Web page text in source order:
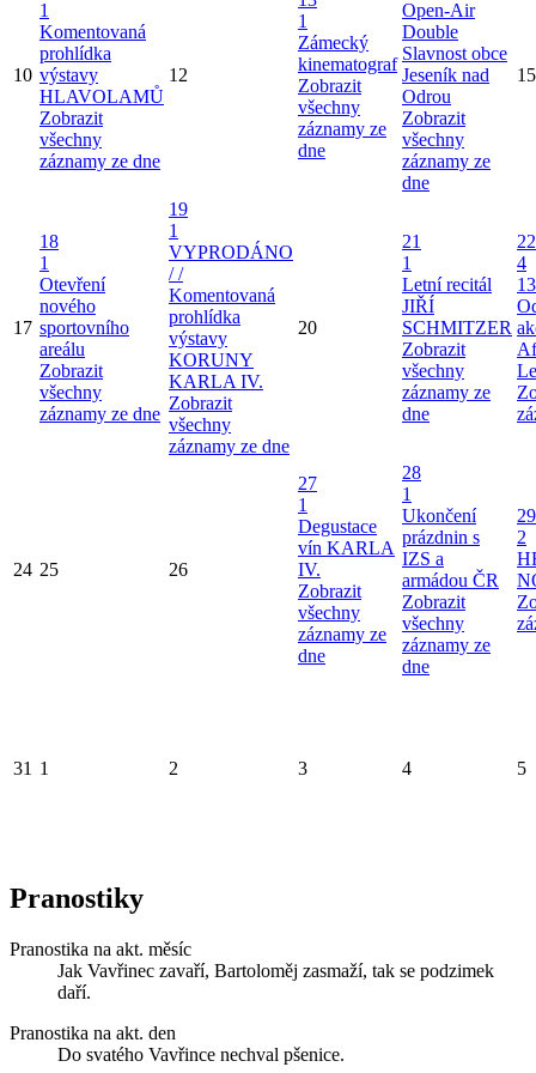
10
1
Komentovaná
prohlídka
výstavy
HLAVOLAMŮ
Zobrazit
všechny
záznamy ze dne
12
1
Zámecký
kinematograf
Zobrazit
všechny
záznamy ze
dne
Open-Air
Double
Slavnost obce
Jeseník nad
Odrou
Zobrazit
všechny
záznamy ze
dne
15
17
18
1
Otevření
nového
sportovního
areálu
Zobrazit
všechny
záznamy ze dne
19
1
VYPRODÁNO
/ /
Komentovaná
prohlídka
výstavy
KORUNY
KARLA IV.
Zobrazit
všechny
záznamy ze dne
20
21
1
Letní recitál
JIŘÍ
SCHMITZER
Zobrazit
všechny
záznamy ze
dne
22
4
24 25 26
27
1
Degustace
vín KARLA
IV.
Zobrazit
všechny
záznamy ze
dne
28
1
Ukončení
prázdnin s
IZS a
armádou ČR
Zobrazit
všechny
záznamy ze
dne
29
2
31 1 2 3 4 5
Pranostiky
Pranostika na akt. měsíc
Jak Vavřinec zavaří, Bartoloměj zasmaží, tak se podzimek
daří.
Pranostika na akt. den
Do svatého Vavřince nechval pšenice.